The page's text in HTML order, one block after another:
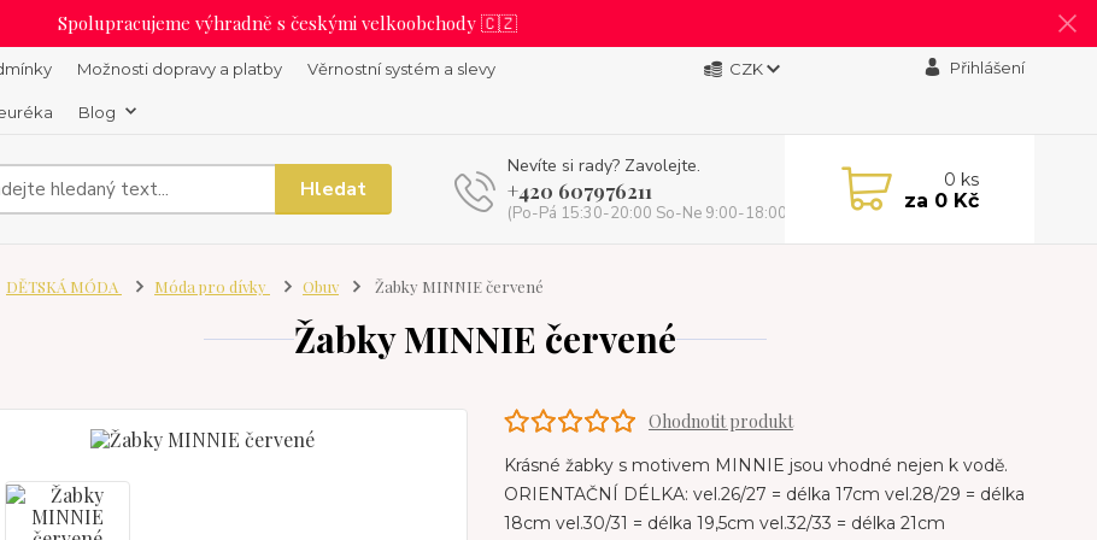
Spolupracujeme výhradně s českými velkoobchody 🇨🇿
Možnosti dopravy a platby Věrnostní systém a slevy
Blog
CZK Přihlášení
Hledat
Nevíte si rady? Zavolejte.
+420 607976211
(Po-Pá 15:30-20:00 So-Ne 9:00-18:00)
0 ks
za 0 Kč
DĚTSKÁ MÓDA Móda pro dívky Obuv Žabky MINNIE červené
Žabky MINNIE červené
Ohodnotit produkt
Krásné žabky s motivem MINNIE jsou vhodné nejen k vodě.
ORIENTAČNÍ DÉLKA: vel.26/27 = délka 17cm vel.28/29 = délka
18cm vel.30/31 = délka 19,5cm vel.32/33 = délka 21cm